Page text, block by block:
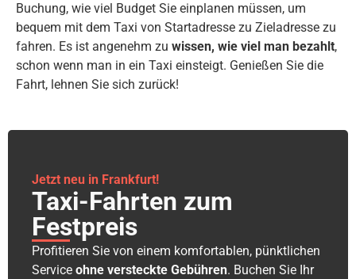
Buchung, wie viel Budget Sie einplanen müssen, um
bequem mit dem Taxi von Startadresse zu Zieladresse zu
fahren. Es ist angenehm zu wissen, wie viel man bezahlt,
schon wenn man in ein Taxi einsteigt. Genießen Sie die
Fahrt, lehnen Sie sich zurück!
Jetzt neu in Frankfurt!
Taxi-Fahrten zum
Festpreis
Profitieren Sie von einem komfortablen, pünktlichen
Service ohne versteckte Gebühren. Buchen Sie Ihr